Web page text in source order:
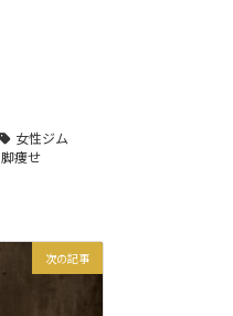
女性ジム
脚痩せ
次の記事